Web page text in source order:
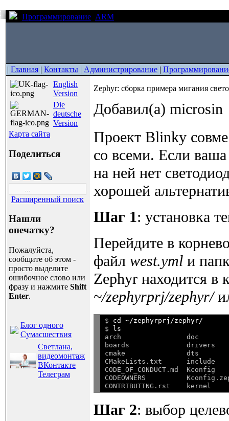
Программирование ARM
| Главная | Контакты | Администрирование |
English
Version
Die
deutsche
Version
Карта сайта
Поделиться
Расширенный поиск
Нашли
опечатку?
Пожалуйста,
сообщите об этом -
просто выделите
ошибочное слово или
фразу и нажмите Shift
Enter.
Блог одного
Сумасшествия
Светлана,
видеомонтаж
ВКонтакте
Телеграм
Zephyr: сборка примера мигания
Добавил(а) microsin
Проект Blinky
со всеми. Если
на ней нет
хорошей
Шаг 1: установка
Перейдите в
файл west.yml и
Zephyr находится в
~/zephyrprj/zephyr/
$ cd ~/zephyrprj/zephyr/
$
ls
arch                doc
boards              drivers
cmake               dts
CMakeLists.txt      include
CODE_OF_CONDUCT.md
CODEOWNERS
Шаг 2: выбор